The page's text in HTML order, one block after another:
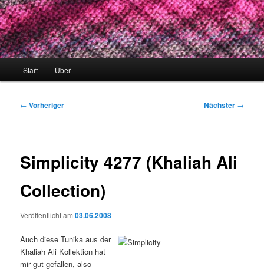
Start Über
Beitragsnavigation
← Vorheriger Nächster →
Simplicity 4277 (Khaliah Ali
Collection)
Veröffentlicht am03.06.2008
Auch diese Tunika aus der
Khaliah Ali Kollektion hat
mir gut gefallen, also